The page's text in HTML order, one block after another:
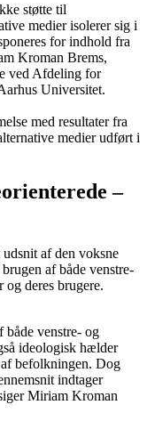
støtte til
medier isolerer sig i
for indhold fra
Kroman Brems,
ved Afdeling for
Universitet.
med resultater fra
medier udført i
–
af den voksne
af både venstre-
og deres brugere.
både venstre- og
ideologisk hælder
befolkningen. Dog
indtager
Miriam Kroman